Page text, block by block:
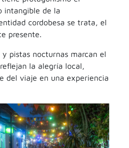
intangible de la
cordobesa se trata, el
presente.
y pistas nocturnas marcan el
la alegría local,
del viaje en una experiencia